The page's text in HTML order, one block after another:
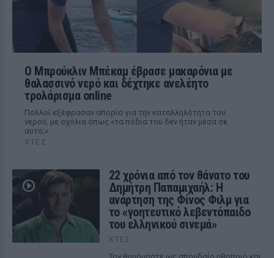
Ο Μπρούκλιν Μπέκαμ έβρασε μακαρόνια με
θαλασσινό νερό και δέχτηκε ανελέητο
τρολάρισμα online
Πολλοί εξέφρασαν απορία για την καταλληλότητα του
νερού, με σχόλια όπως «τα πόδια του δεν ήταν μέσα σε
αυτό;»
ΧΤΕΣ
22 χρόνια από τον θάνατο του
Δημήτρη Παπαμιχαήλ: Η
ανάρτηση της Φίνος Φιλμ για
το «γοητευτικό λεβεντόπαιδο
του ελληνικού σινεμά»
ΧΤΕΣ